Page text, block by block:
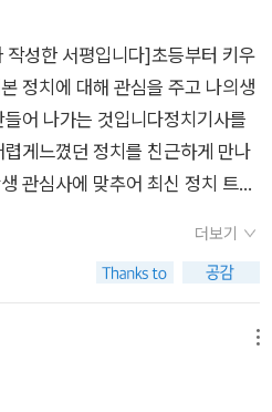
듣고 싶은 것만 골라서 듣고 있을
관해 이야기를 했다고 했어요.대
여 이야기를 나눈 것 같아요.하지
각과 의견이 아닌 모두가 자신들
모의 생각들이었다는 거지요.그
옳지 않다고 하는데..저희는 정치
을 보고, 그저 그 당이 어떤 일을
하며 등 오로지 사회 교과에서 배
력을 많이 해요.하지만 이 또한 정
다, 그르다 할 수도 있어요.하지
의 생각을 아이에게 강제로 주입
성한 서평입니다]초등부터 키우
정치에 대해 관심을 주고 나의생
어 나가는 것입니다정치기사를
게느꼈던 정치를 친근하게 만나
관심사에 맞추어 최신 정치 트랜
통령은 누구인지 선거는어떻게
거에 대해배워봅니다 어휘풀이
는 정치 개념은 지문 속 다른 색깔
보아요 국무회의는어떤 의미를
더보기